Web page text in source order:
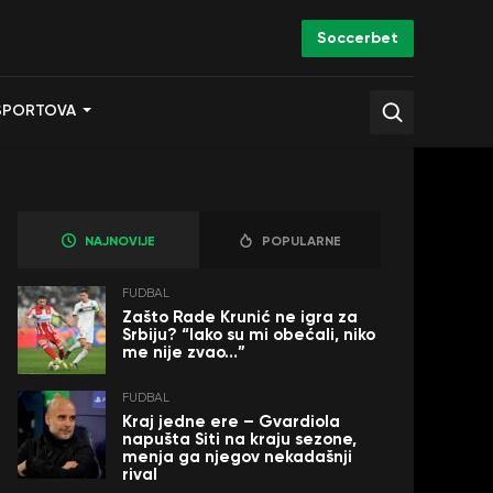
Soccerbet
NAJNOVIJE POPULARNE
FUDBAL
Zašto Rade Krunić ne igra za
Srbiju? “Iako su mi obećali, niko
me nije zvao…”
FUDBAL
Kraj jedne ere – Gvardiola
napušta Siti na kraju sezone,
menja ga njegov nekadašnji
rival